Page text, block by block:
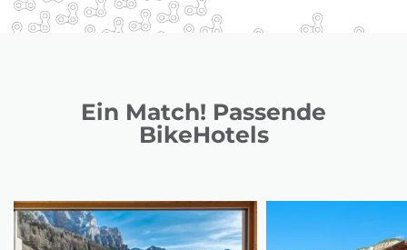
Ein Match! Passende
BikeHotels